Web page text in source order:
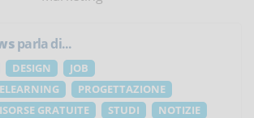
parla di...
DESIGN
JOB
PROGETTAZIONE
GRATUITE STUDI
NOTIZIE